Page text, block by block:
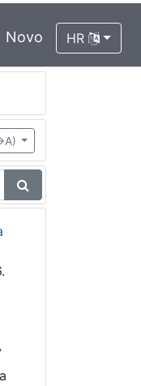
Novo HR